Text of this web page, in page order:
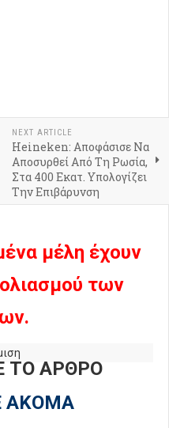
NEXT ARTICLE
Heineken: Αποφάσισε Να
Αποσυρθεί Από Τη Ρωσία,
Στα 400 Εκατ. Υπολογίζει
Την Επιβάρυνση
μέλη έχουν
των
ΤΟ ΑΡΘΡΟ
ΑΚΟΜΑ